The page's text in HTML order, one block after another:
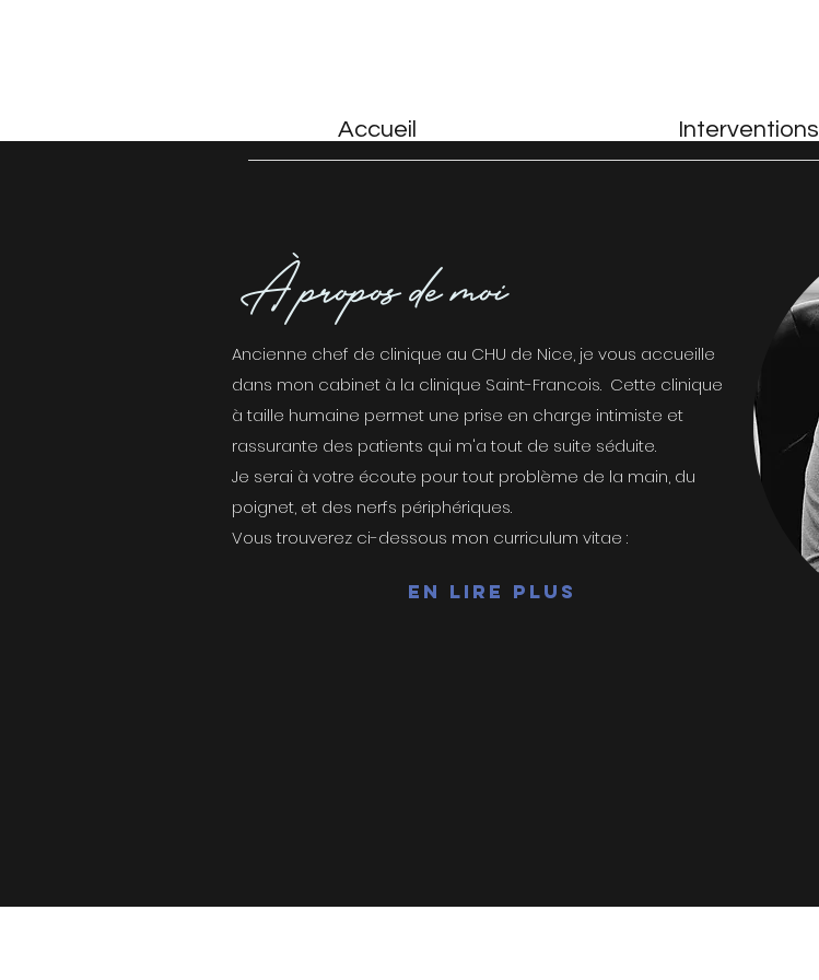
Accueil Interventions
À propos de moi
Ancienne chef de clinique au CHU de Nice, je vous accueille
dans mon cabinet à la clinique Saint-Francois. Cette clinique
à taille humaine permet une prise en charge intimiste et
rassurante des patients qui m'a tout de suite séduite.
Je serai à votre écoute pour tout problème de la main, du
poignet, et des nerfs périphériques.
Vous trouverez ci-dessous mon curriculum vitae :
En lire plus